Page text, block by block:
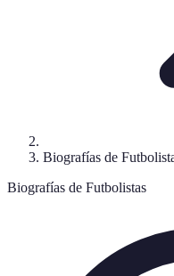
Biografías de
Biografías de Futbolistas